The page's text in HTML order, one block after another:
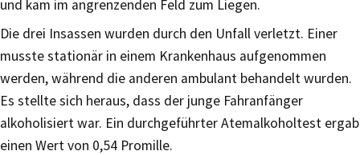
und kam im angrenzenden Feld zum Liegen.
Die drei Insassen wurden durch den Unfall verletzt. Einer
musste stationär in einem Krankenhaus aufgenommen
werden, während die anderen ambulant behandelt wurden.
Es stellte sich heraus, dass der junge Fahranfänger
alkoholisiert war. Ein durchgeführter Atemalkoholtest ergab
einen Wert von 0,54 Promille.